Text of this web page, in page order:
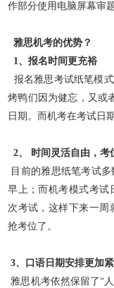
作部分使用电脑屏幕审
雅思机考的优势？
1、报名时间更充裕
报名雅思考试纸笔模
烤鸭们因为健忘，又或
日期。而机考在考试日
2、 时间灵活自由，考
目前的雅思纸笔考试
早上；而机考模式考试
次考试，这样下来一周
抢考位了。
3、口语日期安排更加
雅思机考依然保留了“